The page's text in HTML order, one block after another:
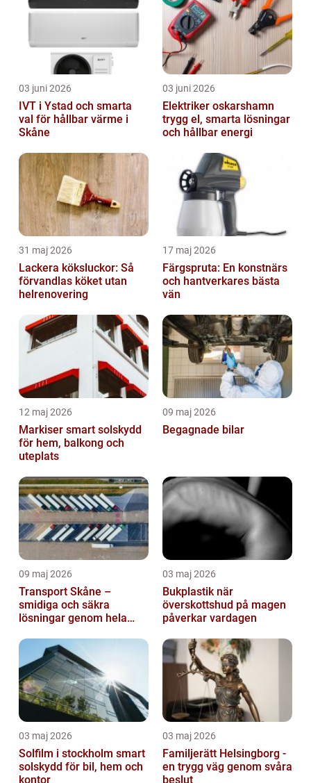
03 juni 2026
IVT i Ystad och smarta
val för hållbar värme i
Skåne
03 juni 2026
Elektriker oskarshamn
trygg el, smarta lösningar
och hållbar energi
31 maj 2026
Lackera köksluckor: Så
förvandlas köket utan
helrenovering
17 maj 2026
Färgspruta: En konstnärs
och hantverkares bästa
vän
12 maj 2026
Markiser smart solskydd
för hem, balkong och
uteplats
09 maj 2026
Begagnade bilar
09 maj 2026
Transport Skåne –
smidiga och säkra
lösningar genom hela
03 maj 2026
Bukplastik när
överskottshud på magen
påverkar vardagen
03 maj 2026
Solfilm i stockholm smart
solskydd för bil, hem och
kontor
03 maj 2026
Familjerätt Helsingborg -
en trygg väg genom svåra
beslut